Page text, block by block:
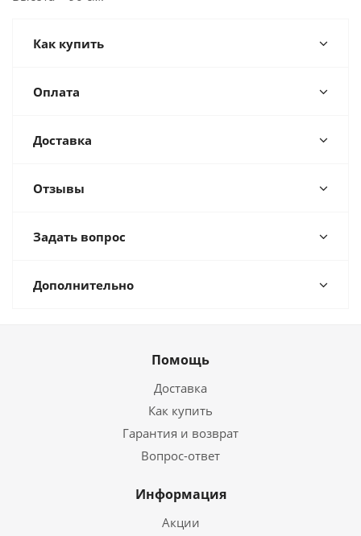
Как купить
Оплата
Доставка
Отзывы
Задать вопрос
Дополнительно
Помощь
Доставка
Как купить
Гарантия и возврат
Вопрос-ответ
Информация
Акции